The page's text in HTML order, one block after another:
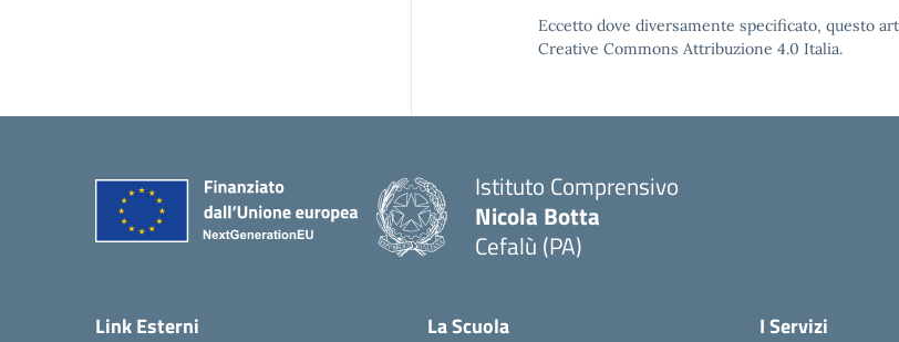
Eccetto dove diversamente specificato, questo
Creative Commons Attribuzione 4.0 Italia.
Istituto Comprensivo
Nicola Botta
Cefalù (PA)
Link Esterni La Scuola I Servizi